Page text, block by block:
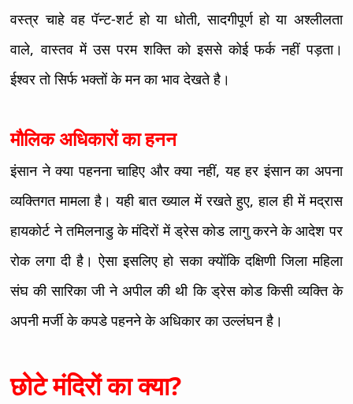
वस्त्र चाहे वह पॅन्ट-शर्ट हो या धोती, सादगीपूर्ण हो या अश्लीलता
वाले, वास्तव में उस परम शक्ति को इससे कोई फर्क नहीं पड़ता।
ईश्वर तो सिर्फ भक्तों के मन का भाव देखते है।
मौलिक अधिकारों का हनन
इंसान ने क्या पहनना चाहिए और क्या नहीं, यह हर इंसान का अपना
व्यक्तिगत मामला है। यही बात ख्याल में रखते हुए, हाल ही में मद्रास
हायकोर्ट ने तमिलनाडु के मंदिरों में ड्रेस कोड लागु करने के आदेश पर
रोक लगा दी है। ऐसा इसलिए हो सका क्योंकि दक्षिणी जिला महिला
संघ की सारिका जी ने अपील की थी कि ड्रेस कोड किसी व्यक्ति के
अपनी मर्जी के कपडे पहनने के अधिकार का उल्लंघन है।
छोटे मंदिरों का क्या?